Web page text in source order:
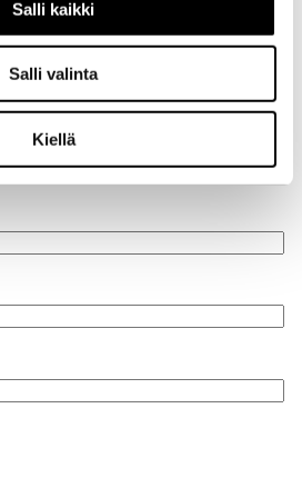
Salli kaikki
Salli valinta
Kiellä